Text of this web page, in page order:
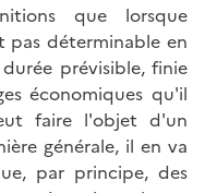
que lorsque
déterminable en
prévisible, finie
économiques qu'il
faire l'objet d'un
générale, il en va
par principe, des